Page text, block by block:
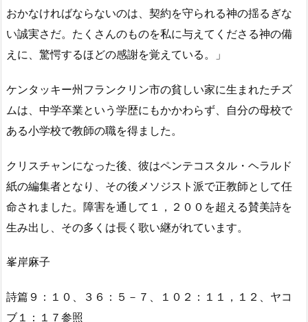
おかなければならないのは、契約を守られる神の揺るぎな
い誠実さだ。たくさんのものを私に与えてくださる神の備
えに、驚愕するほどの感謝を覚えている。」
ケンタッキー州フランクリン市の貧しい家に生まれたチズ
ムは、中学卒業という学歴にもかかわらず、自分の母校で
ある小学校で教師の職を得ました。
クリスチャンになった後、彼はペンテコスタル・ヘラルド
紙の編集者となり、その後メソジスト派で正教師として任
命されました。障害を通して１，２００を超える賛美詩を
生み出し、その多くは長く歌い継がれています。
峯岸麻子
詩篇９：１０、３６：５－７、１０２：１１，１２、ヤコ
ブ１：１７参照